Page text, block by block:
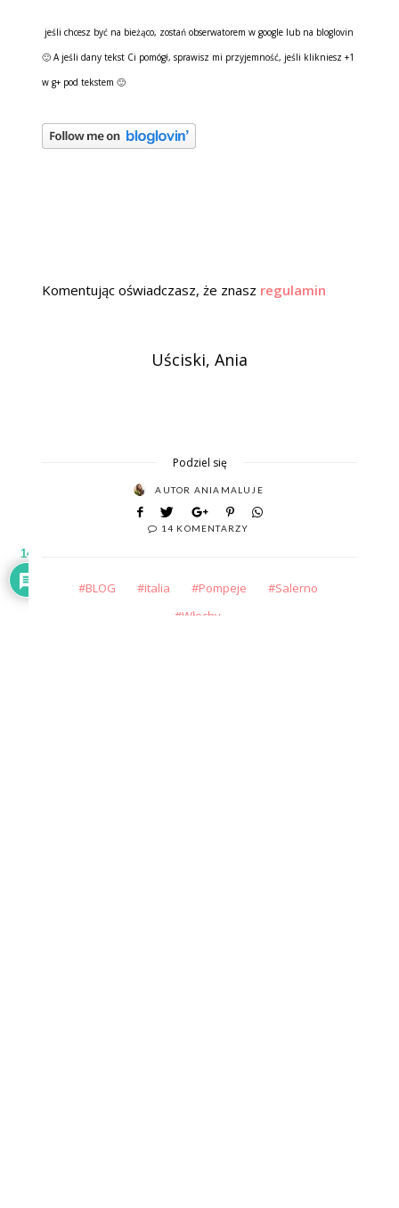
jeśli chcesz być na bieżąco, zostań obserwatorem w google lub na bloglovin
🙂 A jeśli dany tekst Ci pomógł, sprawisz mi przyjemność, jeśli klikniesz +1
w g+ pod tekstem 🙂
Komentując oświadczasz, że znasz regulamin
Uściski, Ania
Podziel się
AUTOR ANIAMALUJE
14 KOMENTARZY
BLOG italia Pompeje
Salerno
Włochy
14